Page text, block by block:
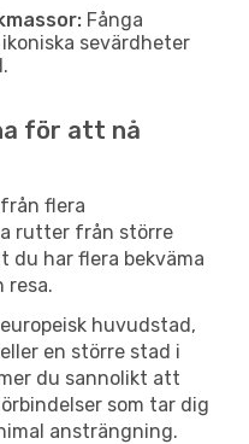
Fånga
sevärdheter
för att nå
flera
rutter från större
du har flera bekväma
resa.
huvudstad,
en större stad i
du sannolikt att
som tar dig
ansträngning.